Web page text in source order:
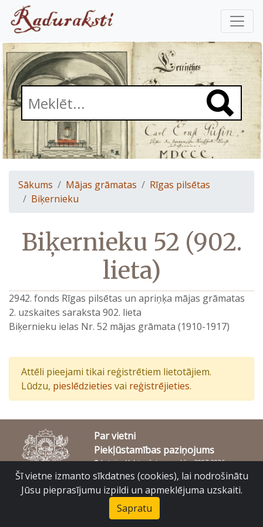
Sākums Mājas grāmatas
Rīgas pilsētas
Biķernieku
Biķernieku 52 (902.
lieta)
2942. fonds Rīgas pilsētas un apriņķa mājas grāmatas
2. uzskaites saraksta 902. lieta
Biķernieku ielas Nr. 52 mājas grāmata (1910-1917)
Attēli pieejami tikai reģistrētiem lietotājiem.
Lūdzu, pieslēdzieties vai reģistrējieties.
Par vietni
Piekļūstamības paziņojums
© Latvijas Valsts vēstures arhīvs 2007-2026
Slokas iela 16, Rīga, LV – 1048
Šī vietne izmanto sīkdatnes (cookies), lai nodrošinātu
Jūsu pieprasījumu izpildi un apmeklējuma uzskaiti.
Sapratu